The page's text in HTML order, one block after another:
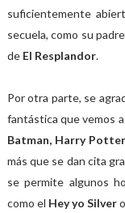
suficientemente
secuela, como su
de El Resplandor.
Por otra parte, se
fantástica que vemos
Batman, Harry
más que se dan cita
se permite algunos
como el Hey yo Silver